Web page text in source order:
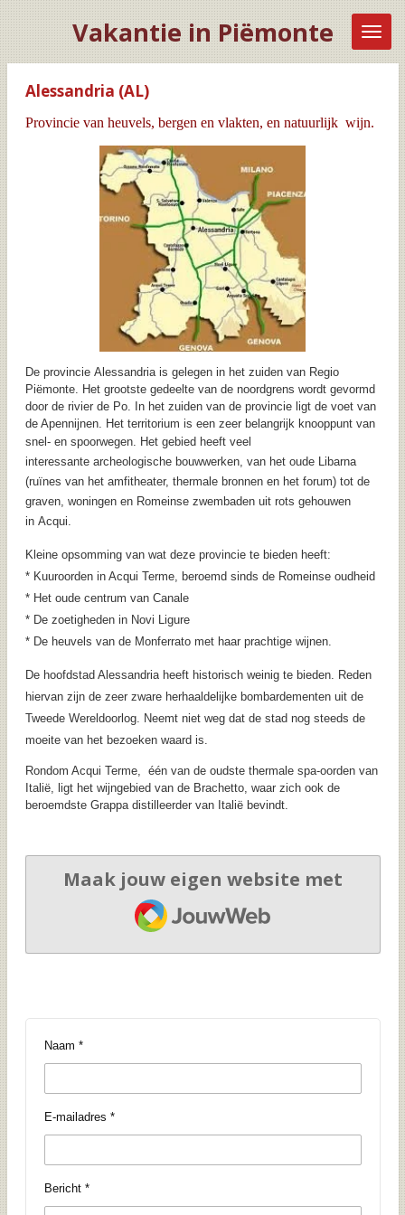
hoofdinhoud
Vakantie in Piëmonte
Alessandria (AL)
Provincie van heuvels, bergen en vlakten, en natuurlijk wijn.
De provincie Alessandriais gelegen in het zuiden van Regio
Piëmonte. Het grootste gedeelte van de noordgrens wordt gevormd
door de rivier de Po. In het zuiden van de provincie ligt de voet van
de Apennijnen. Het territorium is een zeer belangrijk knooppunt van
snel- en spoorwegen. Het gebied heeft veel
interessante archeologische bouwwerken, van het oude Libarna
(ruïnes van het amfitheater, thermale bronnen en het forum) tot de
graven, woningen en Romeinse zwembaden uit rots gehouwen
in Acqui.
Kleine opsomming van wat deze provincie te bieden heeft:
* Kuuroorden in Acqui Terme, beroemd sinds de Romeinse oudheid
* Het oude centrum van Canale
* De zoetigheden in Novi Ligure
* De heuvels van de Monferrato met haar prachtige wijnen.
De hoofdstad Alessandria heeft historisch weinig te bieden. Reden
hiervan zijn de zeer zware herhaaldelijke bombardementen uit de
Tweede Wereldoorlog. Neemt niet weg dat de stad nog steeds de
moeite van het bezoeken waard is.
Rondom Acqui Terme, één van de oudste thermale spa-oorden van
Italië, ligt het wijngebied van de Brachetto, waar zich ook de
beroemdste Grappa distilleerder van Italië bevindt.
Maak jouw eigen website met
JouwWeb
Naam *
E-mailadres *
Bericht *